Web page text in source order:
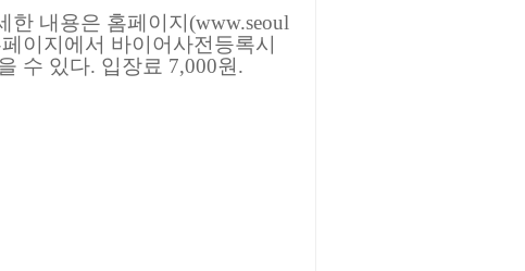
내용은 홈페이지(www.seoul
이지에서 바이어사전등록시
수 있다. 입장료 7,000원.